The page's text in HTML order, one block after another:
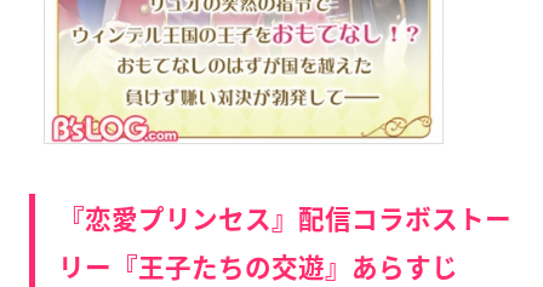
『恋愛プリンセス』配信コラボストー
リー『王子たちの交遊』あらすじ